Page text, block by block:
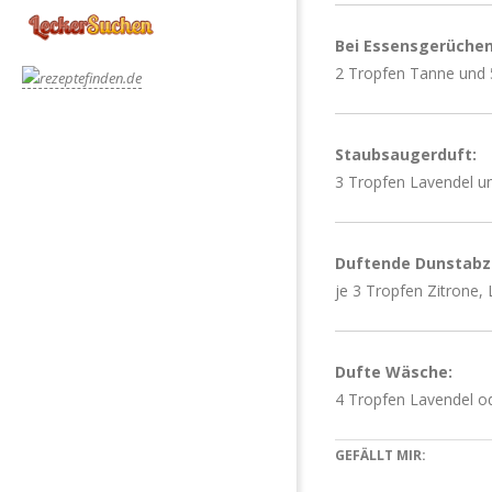
Bei
2 Tropfen Tanne
Staubsaugerduft:
3 Tropfen Lavendel
Duftende
je 3 Tropfen Zitrone,
Dufte Wäsche:
4 Tropfen Lavendel
GEFÄLLT MIR: